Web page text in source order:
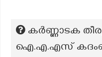
കർണ്ണാടക
ഐ.എ.എസ് കദംബ